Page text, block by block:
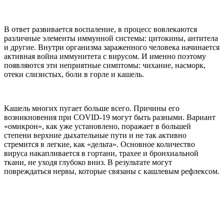
В ответ развивается воспаление, в процесс вовлекаются
различные элементы иммунной системы: цитокины, антитела
и другие. Внутри организма зараженного человека начинается
активная война иммунитета с вирусом. И именно поэтому
появляются эти неприятные симптомы: чихание, насморк,
отеки слизистых, боли в горле и кашель.
Кашель многих пугает больше всего. Причины его
возникновения при COVID-19 могут быть разными. Вариант
«омикрон», как уже установлено, поражает в большей
степени верхние дыхательные пути и не так активно
стремится в легкие, как «дельта». Основное количество
вируса накапливается в гортани, трахее и бронхиальной
ткани, не уходя глубоко вниз. В результате могут
повреждаться нервы, которые связаны с кашлевым рефлексом.